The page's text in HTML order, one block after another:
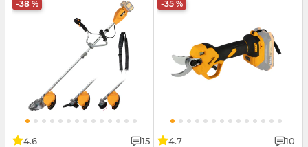
-38 %
4.6 15
-35 %
4.7 10